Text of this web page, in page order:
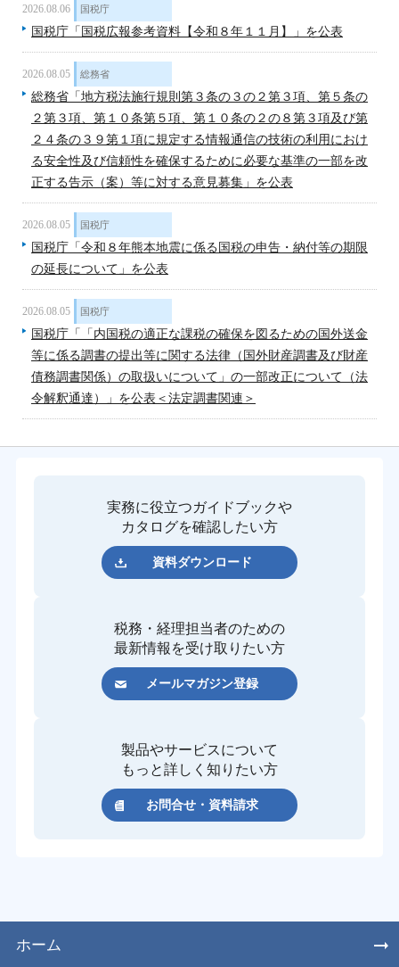
2026.08.06 国税庁
国税庁「国税広報参考資料【令和８年１１月】」を公表
2026.08.05 総務省
総務省「地方税法施行規則第３条の３の２第３項、第５条の
２第３項、第１０条第５項、第１０条の２の８第３項及び第
２４条の３９第１項に規定する情報通信の技術の利用におけ
る安全性及び信頼性を確保するために必要な基準の一部を改
正する告示（案）等に対する意見募集」を公表
2026.08.05 国税庁
国税庁「令和８年熊本地震に係る国税の申告・納付等の期限
の延長について」を公表
2026.08.05 国税庁
国税庁「「内国税の適正な課税の確保を図るための国外送金
等に係る調書の提出等に関する法律（国外財産調書及び財産
債務調書関係）の取扱いについて」の一部改正について（法
令解釈通達）」を公表＜法定調書関連＞
実務に役立つガイドブックや
カタログを確認したい方
資料ダウンロード
税務・経理担当者のための
最新情報を受け取りたい方
メールマガジン登録
製品やサービスについて
もっと詳しく知りたい方
お問合せ・資料請求
ホーム